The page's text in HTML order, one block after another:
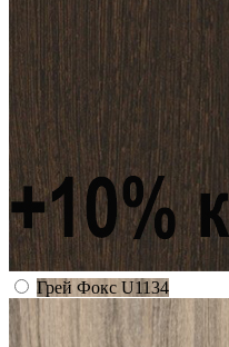
Грей Фокс U1134